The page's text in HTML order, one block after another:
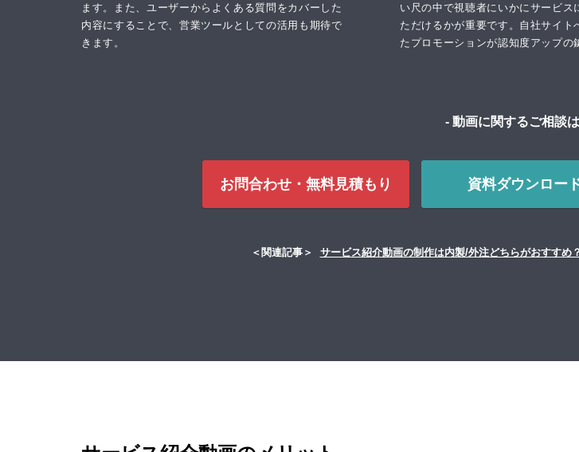
ます。また、ユーザーからよくある質問をカバーした
内容にすることで、営業ツールとしての活用も期待で
きます。
い尺の中で視聴者にいかにサービス
ただけるかが重要です。自社サイト
たプロモーションが認知度アップの
- 動画に関するご相談
お問合わせ・無料見積もり 資料ダウンロー
＜関連記事＞ サービス紹介動画の制作は内製/外注どちらがおすす